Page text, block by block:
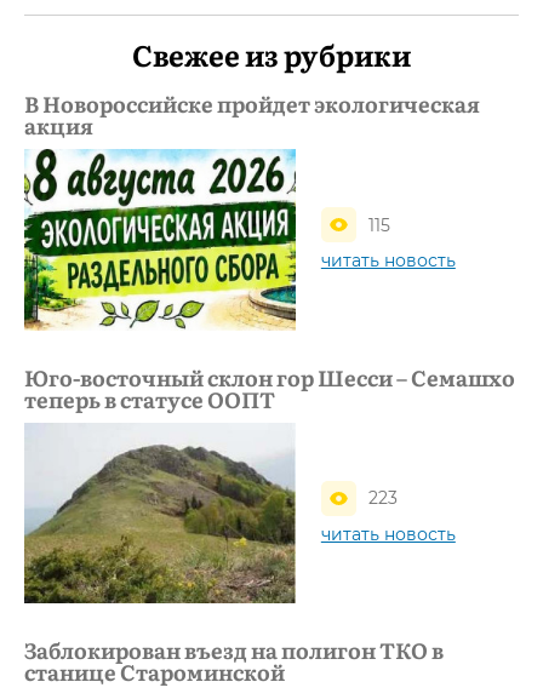
Свежее из рубрики
В Новороссийске пройдет экологическая
акция
115
читать новость
Юго-восточный склон гор Шесси – Семашхо
теперь в статусе ООПТ
223
читать новость
Заблокирован въезд на полигон ТКО в
станице Староминской